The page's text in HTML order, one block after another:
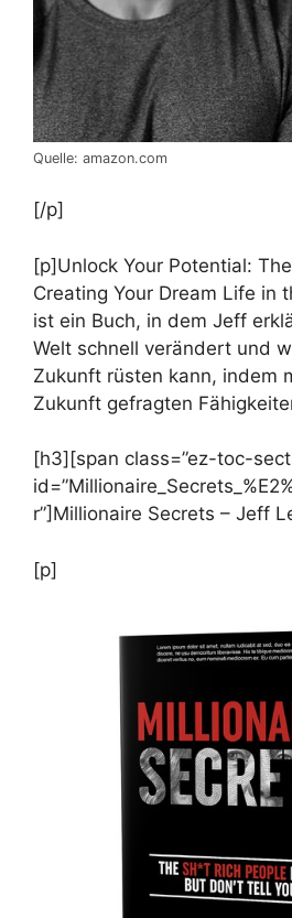
Quelle: amazon.com
[/p]
[p]Unlock Your Potential:
Creating Your Dream Life in
ist ein Buch, in dem Jeff
Welt schnell verändert und
Zukunft rüsten kann, indem
Zukunft gefragten
[h3][span class=”ez-toc-
r”]Millionaire Secrets – Jeff
[p]